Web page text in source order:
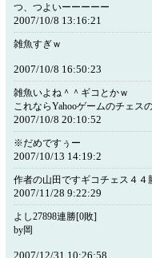
つ、つよいーーーーー
2007/10/8 13:16:21
雑魚すぎｗ
2007/10/8 16:50:23
雑魚いよね＾＾ギコとかｗ
これならYahooゲームのチェス
2007/10/8 20:10:52
※だめですぅー
2007/10/13 14:19:2
作者の山田ですギコチェス４４
2007/11/28 9:22:29
よし27898連勝[0敗]
by岡
2007/12/31 10:26:58